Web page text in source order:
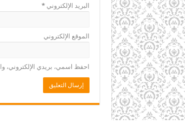
البريد الإلكتروني*
الموقع الإلكتروني
احفظ اسمي، بريدي الإلكتروني،